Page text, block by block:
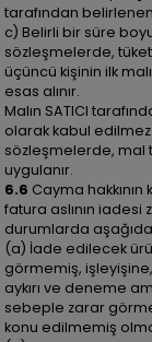
tarafından
c) Belirli bir süre
sözleşmelerde,
üçüncü kişinin ilk
esas alınır.
Malın SATICI
olarak kabul edilmez.
sözleşmelerde, mal
uygulanır.
6.6 Cayma
fatura aslının iadesi
durumlarda
(a) İade edilecek
görmemiş,
aykırı ve deneme
sebeple zarar
konu edilmemiş